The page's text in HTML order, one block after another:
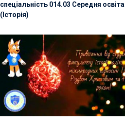
спеціальність 014.03 Середня освіта
(Історія)